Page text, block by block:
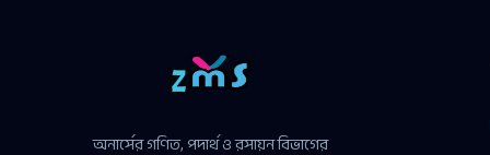
অনার্সের গণিত, পদার্থ ও রসায়ন বিভাগের